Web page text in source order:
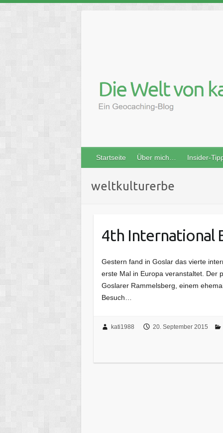
content
Startseite Über mich… Insider-
weltkulturerbe
4th International
Gestern fand in Goslar das vierte
erste Mal in Europa veranstaltet. Der
Goslarer Rammelsberg, einem
Besuch…
kati1988 20. September 2015